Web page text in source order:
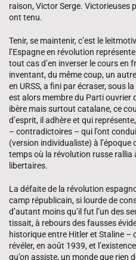
raison, Victor Serge. Victorieuses
ont tenu.
Tenir, se maintenir, c’est le
l’Espagne en révolution
tout cas d’en inverser le cours en
inventant, du même coup, un
en URSS, a fini par écraser, sous
est alors membre du Parti ouvrier
ibère mais surtout catalane, ce
d’esprit, il adhère et qui
– contradictoires – qui l’ont
(version individualiste) à
temps où la révolution russe rallia
libertaires.
La défaite de la révolution
camp républicain, si lourde de
d’autant moins qu’il fut l’un des
tissait, à rebours des fausses
historique entre Hitler et Staline
révéler, en août 1939, et
qu’on assiste, un monde que rien